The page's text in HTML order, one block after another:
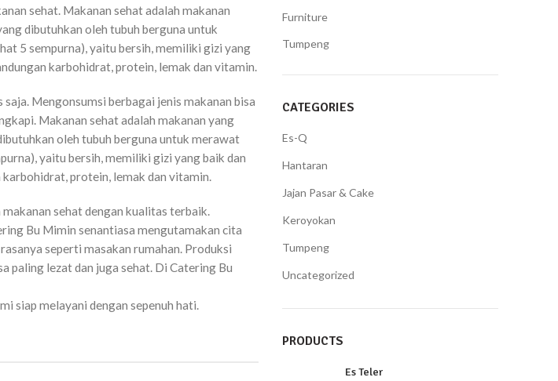
sehat. Makanan sehat adalah makanan
dibutuhkan oleh tubuh berguna untuk
5 sempurna), yaitu bersih, memiliki gizi yang
karbohidrat, protein, lemak dan vitamin.
Mengonsumsi berbagai jenis makanan bisa
Makanan sehat adalah makanan yang
oleh tubuh berguna untuk merawat
yaitu bersih, memiliki gizi yang baik dan
protein, lemak dan vitamin.
sehat dengan kualitas terbaik.
Bu Mimin senantiasa mengutamakan cita
seperti masakan rumahan. Produksi
paling lezat dan juga sehat. Di Catering Bu
siap melayani dengan sepenuh hati.
Furniture
Tumpeng
CATEGORIES
Es-Q
Hantaran
Jajan Pasar & Cake
Keroyokan
Tumpeng
Uncategorized
PRODUCTS
Es Teler